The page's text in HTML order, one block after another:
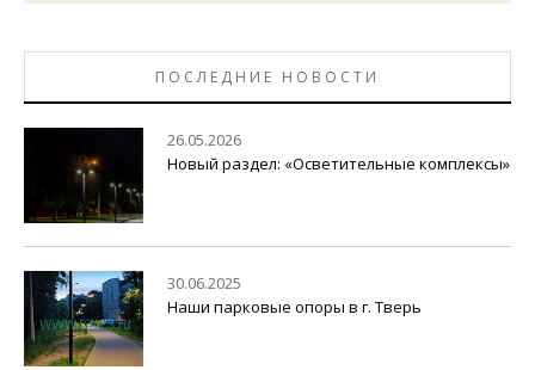
ПОСЛЕДНИЕ НОВОСТИ
26.05.2026
Новый раздел: «Осветительные комплексы»
30.06.2025
Наши парковые опоры в г. Тверь